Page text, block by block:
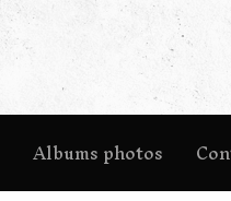
Albums photos